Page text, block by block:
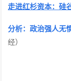
走进红杉资本：硅
分析：政治强人无
经）